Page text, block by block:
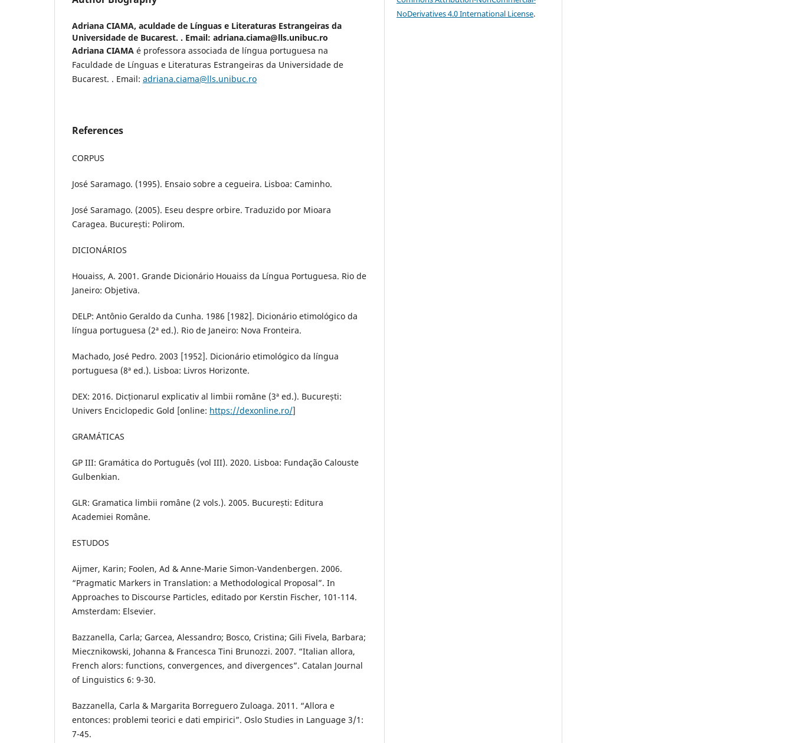
Adriana CIAMA, aculdade de Línguas e Literaturas Estrangeiras da
Universidade de Bucarest. . Email: adriana.ciama@lls.unibuc.ro
Adriana CIAMA é professora associada de língua portuguesa na
Faculdade de Línguas e Literaturas Estrangeiras da Universidade de
Bucarest. . Email: adriana.ciama@lls.unibuc.ro
References
CORPUS
José Saramago. (1995). Ensaio sobre a cegueira. Lisboa: Caminho.
José Saramago. (2005). Eseu despre orbire. Traduzido por Mioara
Caragea. București: Polirom.
DICIONÁRIOS
Houaiss, A. 2001. Grande Dicionário Houaiss da Língua Portuguesa. Rio de
Janeiro: Objetiva.
DELP: Antônio Geraldo da Cunha. 1986 [1982]. Dicionário etimológico da
língua portuguesa (2ª ed.). Rio de Janeiro: Nova Fronteira.
Machado, José Pedro. 2003 [1952]. Dicionário etimológico da língua
portuguesa (8ª ed.). Lisboa: Livros Horizonte.
DEX: 2016. Dicționarul explicativ al limbii române (3ª ed.). București:
Univers Enciclopedic Gold [online: https://dexonline.ro/]
GRAMÁTICAS
GP III: Gramática do Português (vol III). 2020. Lisboa: Fundação Calouste
Gulbenkian.
GLR: Gramatica limbii române (2 vols.). 2005. București: Editura
Academiei Române.
ESTUDOS
Aijmer, Karin; Foolen, Ad & Anne-Marie Simon-Vandenbergen. 2006.
“Pragmatic Markers in Translation: a Methodological Proposal”. In
Approaches to Discourse Particles, editado por Kerstin Fischer, 101-114.
Amsterdam: Elsevier.
Bazzanella, Carla; Garcea, Alessandro; Bosco, Cristina; Gili Fivela, Barbara;
Miecznikowski, Johanna & Francesca Tini Brunozzi. 2007. “Italian allora,
French alors: functions, convergences, and divergences”. Catalan Journal
of Linguistics 6: 9-30.
Bazzanella, Carla & Margarita Borreguero Zuloaga. 2011. “Allora e
entonces: problemi teorici e dati empirici”. Oslo Studies in Language 3/1:
7-45.
NoDerivatives 4.0 International License.